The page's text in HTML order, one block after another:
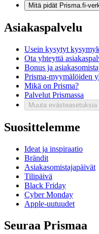
Mitä pidät Prisma.fi-
Asiakaspalvelu
Usein kysytyt
Ota yhteyttä
Bonus ja
Prisma-myymälöiden
Mikä on Prisma?
Palvelut Prismassa
Muuta evästeasetuksia
Suosittelemme
Ideat ja inspiraatio
Brändit
Asiakasomistajapäivät
Tilipäivä
Black Friday
Cyber Monday
Apple-uutuudet
Seuraa Prismaa